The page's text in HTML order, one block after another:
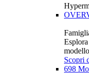
Scopri
698